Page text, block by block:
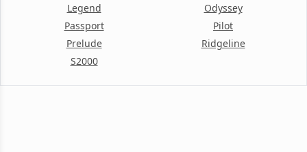
Legend
Odyssey
Passport
Pilot
Prelude
Ridgeline
S2000